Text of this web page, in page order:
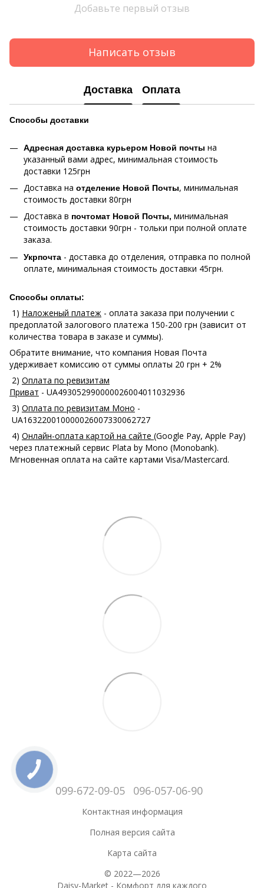
Добавьте первый отзыв
Написать отзыв
Доставка Оплата
Способы доставки
Адресная доставка курьером Новой почты на
указанный вами адрес, минимальная стоимость
доставки 125грн
Доставка на отделение Новой Почты, минимальная
стоимость доставки 80грн
Доставка в почтомат Новой Почты, минимальная
стоимость доставки 90грн - тольки при полной оплате
заказа.
Укрпочта - доставка до отделения, отправка по полной
оплате, минимальная стоимость доставки 45грн.
Способы оплаты:
1) Наложеный платеж - оплата заказа при получении с
предоплатой залогового платежа 150-200 грн (зависит от
количества товара в заказе и суммы).
Обратите внимание, что компания Новая Почта
удерживает комиссию от суммы оплаты 20 грн + 2%
2) Оплата по ревизитам
Приват - UA493052990000026004011032936
3) Оплата по ревизитам Моно -
UA163220010000026007330062727
4) Онлайн-оплата картой на сайте (Google Pay, Apple Pay)
через платежный сервис Plata by Mono (Monobank).
Мгновенная оплата на сайте картами Visa/Mastercard.
099-672-09-05 096-057-06-90
Контактная информация
Полная версия сайта
Карта сайта
© 2022—2026
Daisy-Market - Комфорт для каждого